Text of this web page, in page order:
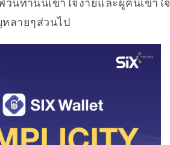
นทำนั้นเข้าใจง่ายและผู้คนเข้าใจ
ลายๆส่วนไป